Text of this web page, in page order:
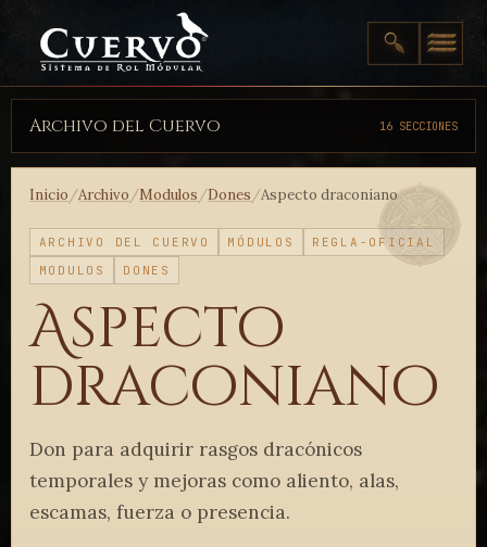
Archivo del Cuervo 16 SECCIONES
Inicio/Archivo/Modulos/Dones/Aspecto draconiano
ARCHIVO DEL CUERVO MÓDULOS
REGLA-OFICIAL
MODULOS
DONES
Aspecto
draconiano
Don para adquirir rasgos dracónicos
temporales y mejoras como aliento, alas,
escamas, fuerza o presencia.